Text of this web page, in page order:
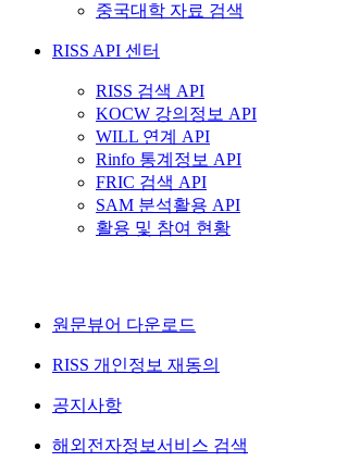
중국대학 자료 검색
RISS API 센터
RISS 검색 API
KOCW 강의정보 API
WILL 연계 API
Rinfo 통계정보 API
FRIC 검색 API
SAM 분석활용 API
활용 및 참여 현황
원문뷰어 다운로드
RISS 개인정보 재동의
공지사항
해외전자정보서비스 검색